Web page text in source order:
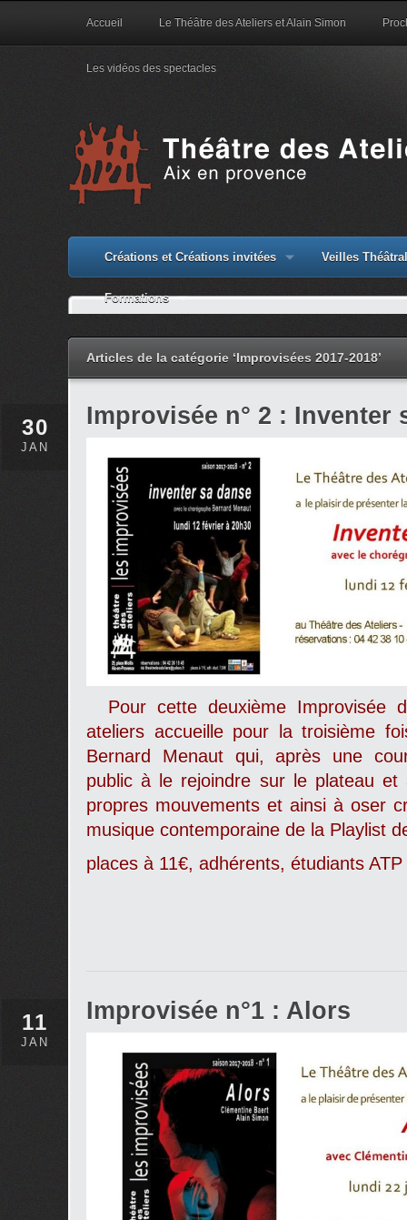
Accueil Le Théâtre des Ateliers et Alain Simon
Les vidéos des spectacles
Créations et Créations invitées Veilles
Formations
Articles de la catégorie ‘Improvisées 2017-2018’
30
JAN
Improvisée n° 2 : Inventer
Pour cette deuxième Improvisée
ateliers accueille pour la troisième
Bernard Menautqui, après une
public à le rejoindre sur le plateau
propres mouvements et ainsi à oser
musique contemporaine de la Playlist
places à 11€, adhérents, étudiants
11
JAN
Improvisée n°1 : Alors